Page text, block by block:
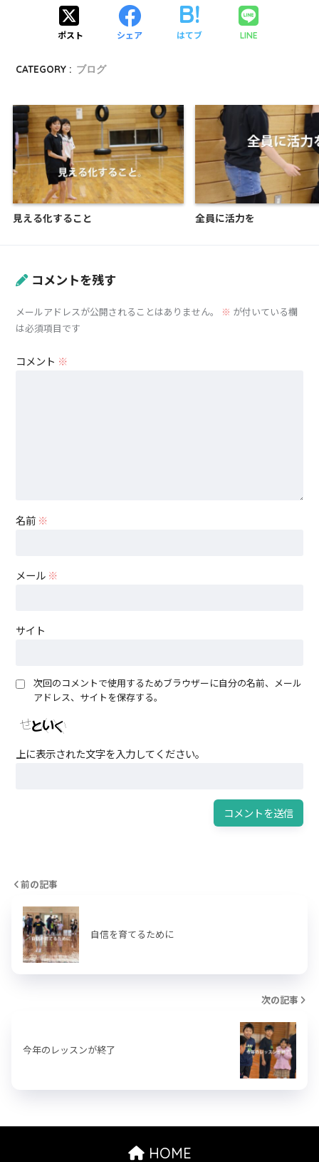
ポスト シェア はてブ LINE
CATEGORY : ブログ
見える化すること 全員に活力を
コメントを残す
メールアドレスが公開されることはありません。 ※ が付いている欄
は必須項目です
コメント ※
名前 ※
メール ※
サイト
次回のコメントで使用するためブラウザーに自分の名前、メール
アドレス、サイトを保存する。
上に表示された文字を入力してください。
前の記事
自信を育てるために
次の記事
今年のレッスンが終了
HOME